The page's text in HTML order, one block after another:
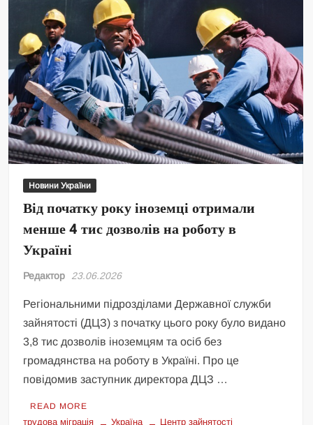
Новини України
Від початку року іноземці отримали
менше 4 тис дозволів на роботу в
Україні
Редактор 23.06.2026
Регіональними підрозділами Державної служби
зайнятості (ДЦЗ) з початку цього року було видано
3,8 тис дозволів іноземцям та осіб без
громадянства на роботу в Україні. Про це
повідомив заступник директора ДЦЗ …
READ MORE
трудова міграція Україна Центр зайнятості